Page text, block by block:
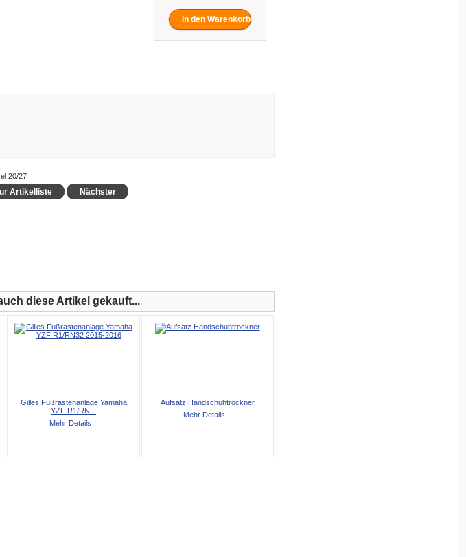
20/27
Artikelliste Nächster
diese Artikel gekauft...
Gilles Fußrastenanlage Yamaha
YZF R1/RN...
Mehr Details
Aufsatz Handschuhtrockner
Mehr Details